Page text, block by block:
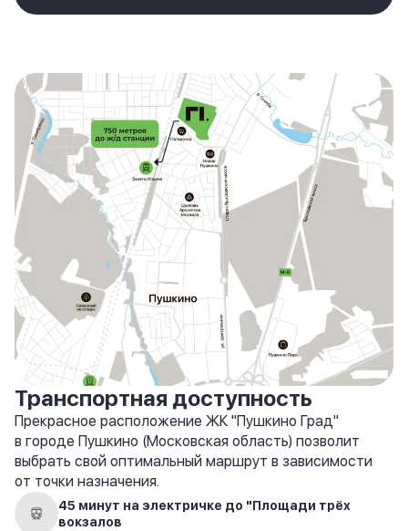
Транспортная доступность
Прекрасное расположение ЖК "Пушкино Град"
в городе Пушкино (Московская область) позволит
выбрать свой оптимальный маршрут в зависимости
от точки назначения.
45 минут на электричке до "Площади трёх
вокзалов